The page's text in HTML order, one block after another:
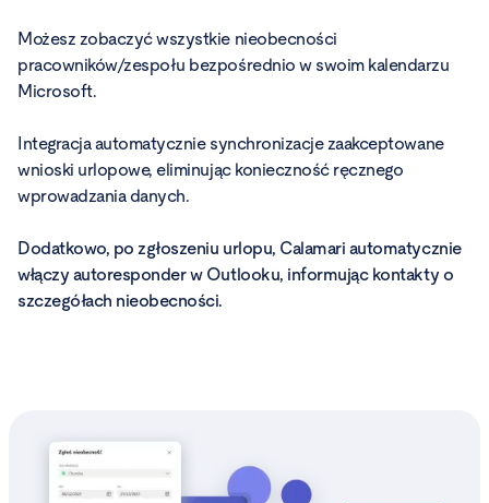
Możesz zobaczyć wszystkie nieobecności
pracowników/zespołu bezpośrednio w swoim kalendarzu
Microsoft.
Integracja automatycznie synchronizacje zaakceptowane
wnioski urlopowe, eliminując konieczność ręcznego
wprowadzania danych.
Dodatkowo, po zgłoszeniu urlopu, Calamari automatycznie
włączy autoresponder w Outlooku, informując kontakty o
szczegółach nieobecności.